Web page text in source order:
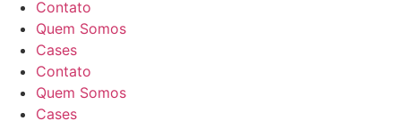
Contato
Quem Somos
Cases
Contato
Quem Somos
Cases